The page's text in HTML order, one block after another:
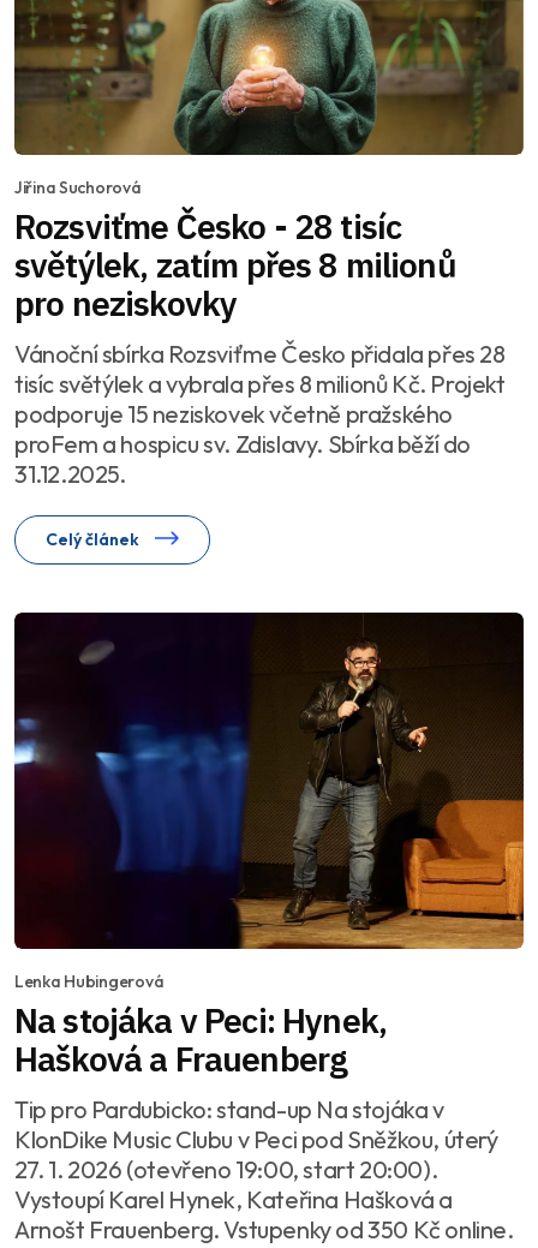
Jiřina Suchorová
Rozsviťme Česko - 28 tisíc
světýlek, zatím přes 8 milionů
pro neziskovky
Vánoční sbírka Rozsviťme Česko přidala přes 28
tisíc světýlek a vybrala přes 8 milionů Kč. Projekt
podporuje 15 neziskovek včetně pražského
proFem a hospicu sv. Zdislavy. Sbírka běží do
31.12.2025.
Celý článek
Lenka Hubingerová
Na stojáka v Peci: Hynek,
Hašková a Frauenberg
Tip pro Pardubicko: stand-up Na stojáka v
KlonDike Music Clubu v Peci pod Sněžkou, úterý
27. 1. 2026 (otevřeno 19:00, start 20:00).
Vystoupí Karel Hynek, Kateřina Hašková a
Arnošt Frauenberg. Vstupenky od 350 Kč online.